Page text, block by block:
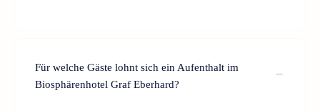
Für welche Gäste lohnt sich ein Aufenthalt im
Biosphärenhotel Graf Eberhard?